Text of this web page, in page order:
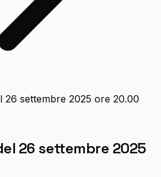
26 settembre 2025 ore 20.00
26 settembre 2025